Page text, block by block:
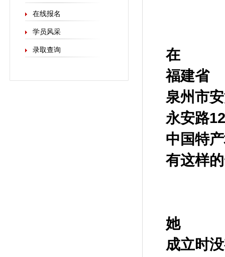
在线报名
学员风采
录取查询
在
福建省
泉州市
永安路
中国特
有这样
她
成立时